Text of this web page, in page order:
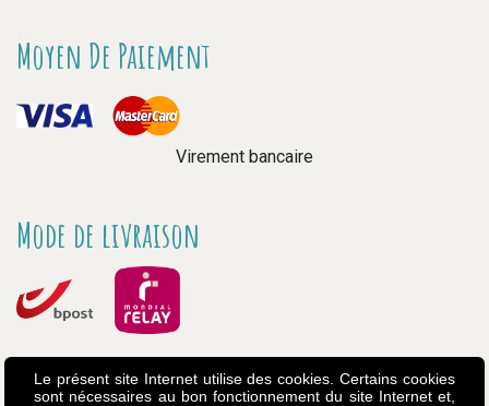
Moyen De Paiement
Virement bancaire
Mode de livraison
Le présent site Internet utilise des cookies. Certains cookies
sont nécessaires au bon fonctionnement du site Internet et,